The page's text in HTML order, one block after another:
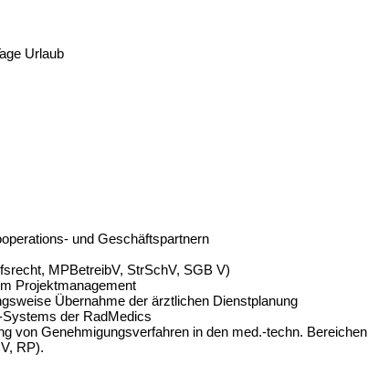
Urlaub
und Geschäftspartnern
MPBetreibV, StrSchV, SGB V)
Projektmanagement
Übernahme der ärztlichen Dienstplanung
der RadMedics
von Genehmigungsverfahren in den med.-techn. Bereichen
RP).